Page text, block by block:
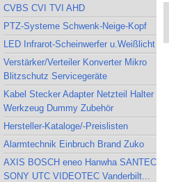
CVBS CVI TVI AHD
PTZ-Systeme Schwenk-Neige-Kopf
LED Infrarot-Scheinwerfer u.Weißlicht
Verstärker/Verteiler Konverter Mikro
Blitzschutz Servicegeräte
Kabel Stecker Adapter Netzteil Halter
Werkzeug Dummy Zubehör
Hersteller-Kataloge/-Preislisten
Alarmtechnik Einbruch Brand Zuko
AXIS BOSCH eneo Hanwha SANTEC
SONY UTC VIDEOTEC Vanderbilt...